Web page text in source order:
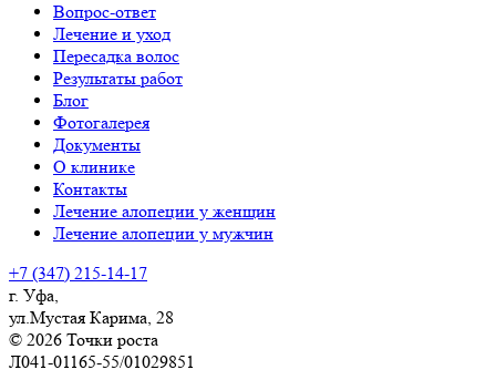
Вопрос-ответ
Лечение и уход
Пересадка волос
Результаты работ
Блог
Фотогалерея
Документы
О клинике
Контакты
Лечение алопеции у женщин
Лечение алопеции у мужчин
+7 (347) 215-14-17
г. Уфа,
ул.Мустая Карима, 28
© 2026 Точки роста
Л041-01165-55/01029851